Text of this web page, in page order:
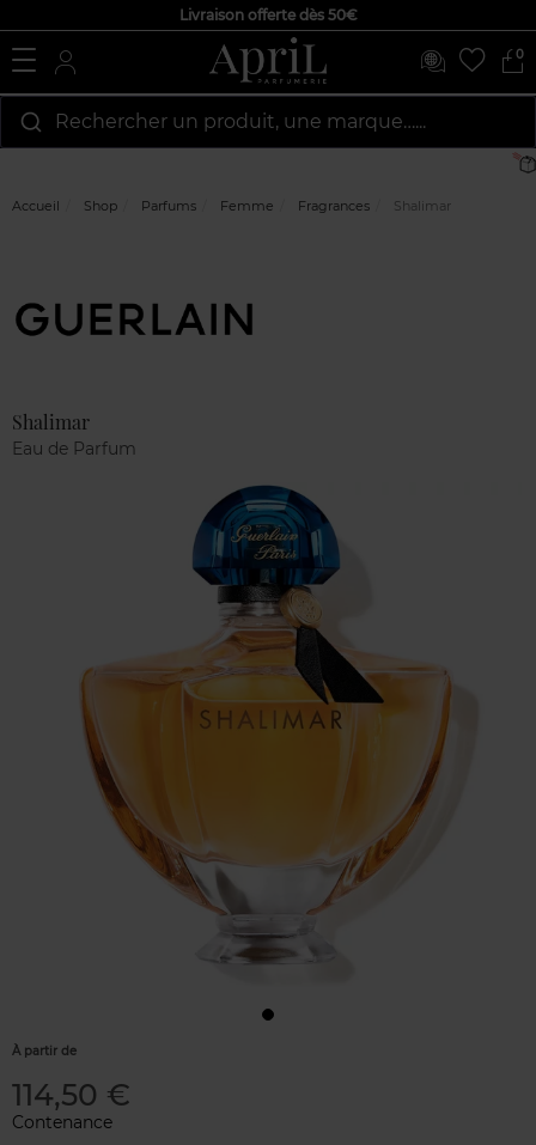
Livraison offerte dès 50€
0
Rechercher un produit, une marque…...
Accueil Shop Parfums Femme Fragrances Shalimar
Shalimar
Eau de Parfum
À partir de
114,50 €
Contenance